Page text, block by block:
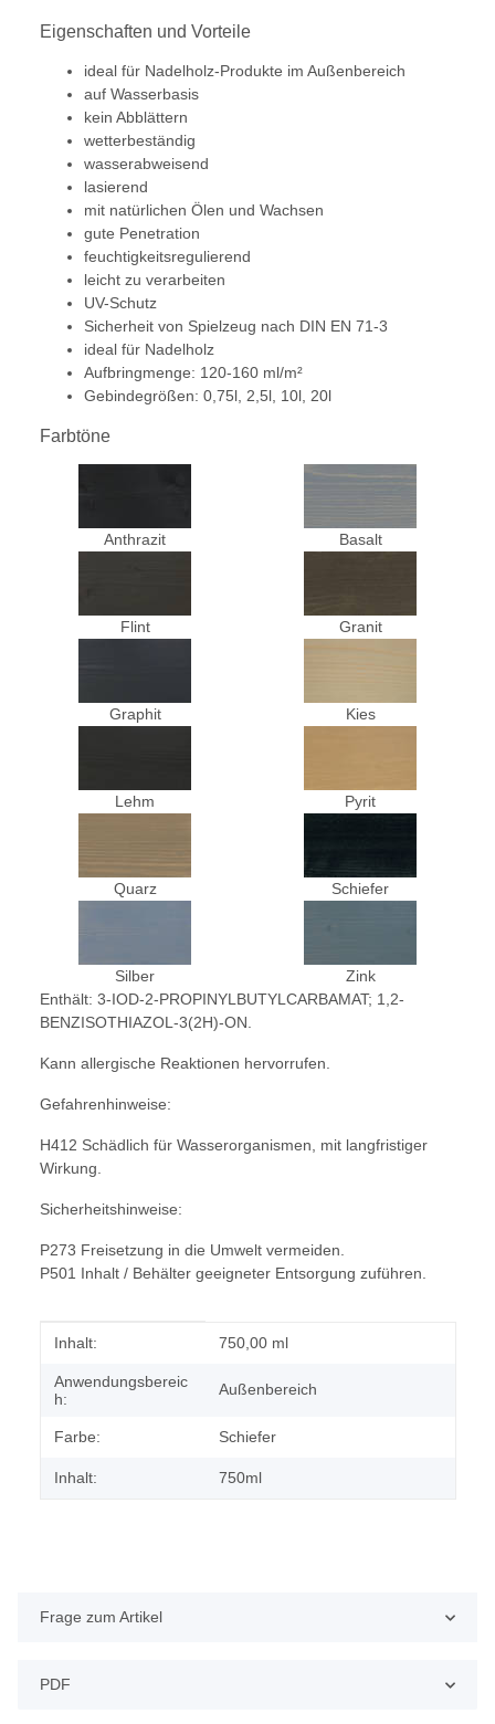
Eigenschaften und Vorteile
ideal für Nadelholz-Produkte im Außenbereich
auf Wasserbasis
kein Abblättern
wetterbeständig
wasserabweisend
lasierend
mit natürlichen Ölen und Wachsen
gute Penetration
feuchtigkeitsregulierend
leicht zu verarbeiten
UV-Schutz
Sicherheit von Spielzeug nach DIN EN 71-3
ideal für Nadelholz
Aufbringmenge: 120-160 ml/m²
Gebindegrößen: 0,75l, 2,5l, 10l, 20l
Farbtöne
Anthrazit Basalt
Flint Granit
Graphit Kies
Lehm Pyrit
Quarz Schiefer
Silber
Zink
Enthält: 3-IOD-2-PROPINYLBUTYLCARBAMAT; 1,2-
BENZISOTHIAZOL-3(2H)-ON.
Kann allergische Reaktionen hervorrufen.
Gefahrenhinweise:
H412 Schädlich für Wasserorganismen, mit langfristiger
Wirkung.
Sicherheitshinweise:
P273 Freisetzung in die Umwelt vermeiden.
P501 Inhalt / Behälter geeigneter Entsorgung zuführen.
Produkteigenschaft
Wert
Inhalt: 750,00 ml
Anwendungsbereic
h:
Außenbereich
Farbe: Schiefer
Inhalt: 750ml
Frage zum Artikel
PDF